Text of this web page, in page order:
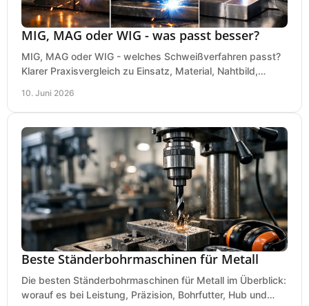
MIG, MAG oder WIG - was passt besser?
MIG, MAG oder WIG - welches Schweißverfahren passt?
Klarer Praxisvergleich zu Einsatz, Material, Nahtbild,
10. Juni 2026
Beste Ständerbohrmaschinen für Metall
Die besten Ständerbohrmaschinen für Metall im Überblick:
worauf es bei Leistung, Präzision, Bohrfutter, Hub und